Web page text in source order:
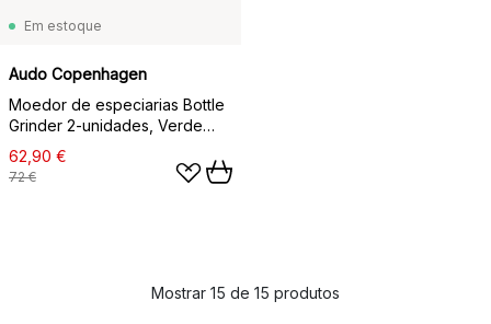
Em estoque
Audo Copenhagen
Moedor de especiarias Bottle
Grinder 2-unidades, Verde
hunting-bege-nogueira
62,90 €
72 €
Mostrar 15 de 15 produtos